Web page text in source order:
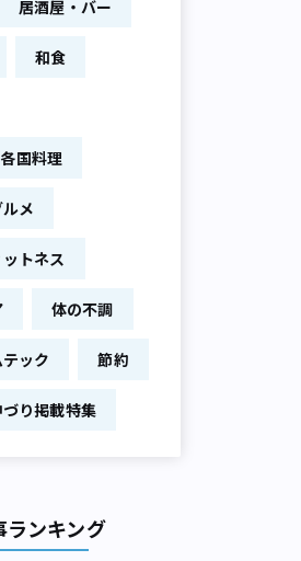
居酒屋・バー
和食
国料理
メ
トネス
体の不調
ック 節約
づり掲載特集
ランキング